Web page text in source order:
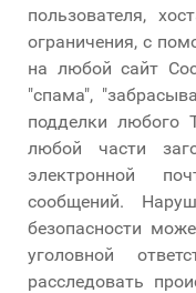
пользователя,
ограничения, с
на любой сайт
"спама",
подделки любого
любой части
электронной
сообщений.
безопасности
уголовной
расследовать